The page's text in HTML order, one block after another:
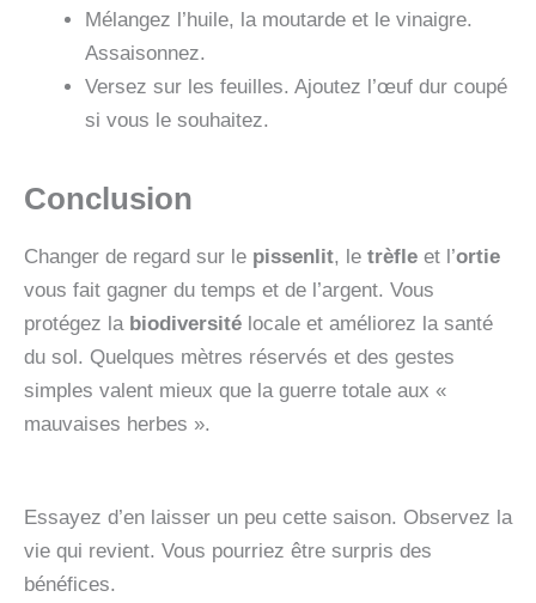
Mélangez l’huile, la moutarde et le vinaigre.
Assaisonnez.
Versez sur les feuilles. Ajoutez l’œuf dur coupé
si vous le souhaitez.
Conclusion
Changer de regard sur le pissenlit, le trèfle et l’ortie
vous fait gagner du temps et de l’argent. Vous
protégez la biodiversité locale et améliorez la santé
du sol. Quelques mètres réservés et des gestes
simples valent mieux que la guerre totale aux «
mauvaises herbes ».
Essayez d’en laisser un peu cette saison. Observez la
vie qui revient. Vous pourriez être surpris des
bénéfices.